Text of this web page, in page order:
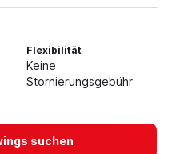
El-Sheikh
Alam
Sheikh
Sheikh
Flexibilität
Keine
Stornierungsgebühr
suchen